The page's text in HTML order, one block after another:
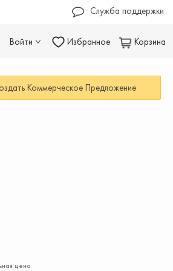
Служба поддержки
Войти Избранное Корзина
Коммерческое Предложение
цена